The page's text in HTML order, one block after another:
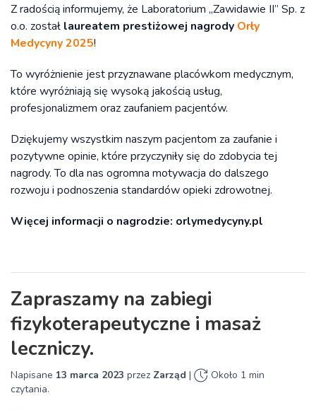
Z radością informujemy, że Laboratorium „Zawidawie II” Sp. z
o.o. został laureatem prestiżowej nagrody Orły
Medycyny 2025!
To wyróżnienie jest przyznawane placówkom medycznym,
które wyróżniają się wysoką jakością usług,
profesjonalizmem oraz zaufaniem pacjentów.
Dziękujemy wszystkim naszym pacjentom za zaufanie i
pozytywne opinie, które przyczyniły się do zdobycia tej
nagrody. To dla nas ogromna motywacja do dalszego
rozwoju i podnoszenia standardów opieki zdrowotnej.
Więcej informacji o nagrodzie: orlymedycyny.pl
Zapraszamy na zabiegi
fizykoterapeutyczne i masaż
leczniczy.
Napisane 13 marca 2023 przez Zarząd |
Około 1 min
czytania.